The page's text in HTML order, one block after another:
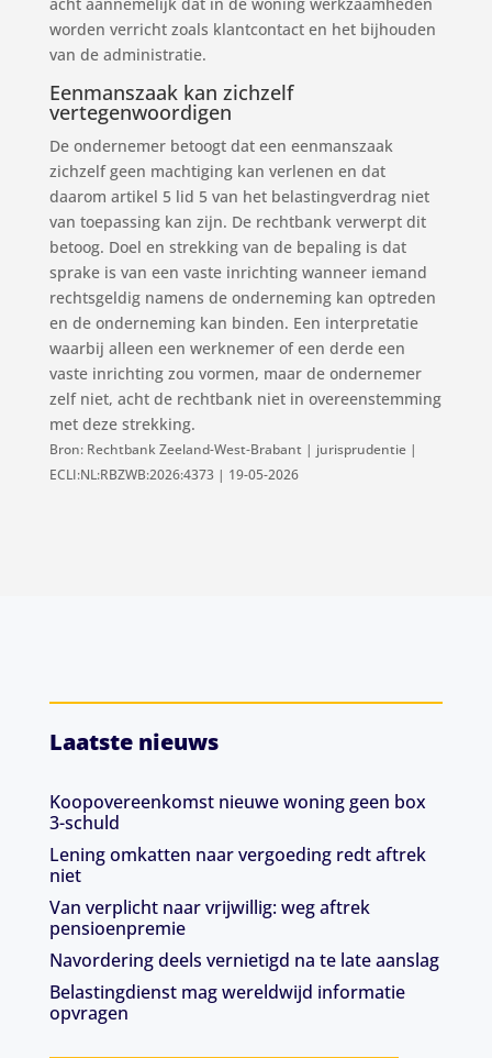
worden verricht zoals klantcontact en het bijhouden
van de administratie.
Eenmanszaak kan zichzelf
vertegenwoordigen
De ondernemer betoogt dat een eenmanszaak
zichzelf geen machtiging kan verlenen en dat
daarom artikel 5 lid 5 van het belastingverdrag niet
van toepassing kan zijn. De rechtbank verwerpt dit
betoog. Doel en strekking van de bepaling is dat
sprake is van een vaste inrichting wanneer iemand
rechtsgeldig namens de onderneming kan optreden
en de onderneming kan binden. Een interpretatie
waarbij alleen een werknemer of een derde een
vaste inrichting zou vormen, maar de ondernemer
zelf niet, acht de rechtbank niet in overeenstemming
met deze strekking.
Bron: Rechtbank Zeeland-West-Brabant | jurisprudentie |
ECLI:NL:RBZWB:2026:4373 | 19-05-2026
Laatste nieuws
Koopovereenkomst nieuwe woning geen box
3-schuld
Lening omkatten naar vergoeding redt aftrek
niet
Van verplicht naar vrijwillig: weg aftrek
pensioenpremie
Navordering deels vernietigd na te late aanslag
Belastingdienst mag wereldwijd informatie
opvragen